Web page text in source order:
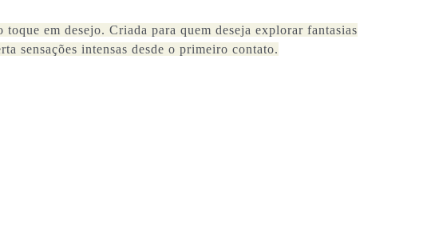
em desejo. Criada para quem deseja explorar fantasias
sensações intensas desde o primeiro contato.